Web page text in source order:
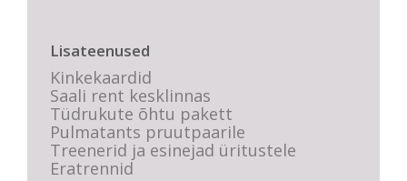
Lisateenused
Kinkekaardid
Saali rent kesklinnas
Tüdrukute õhtu pakett
Pulmatants pruutpaarile
Treenerid ja esinejad üritustele
Eratrennid